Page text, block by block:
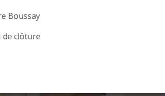
Boussay
de clôture